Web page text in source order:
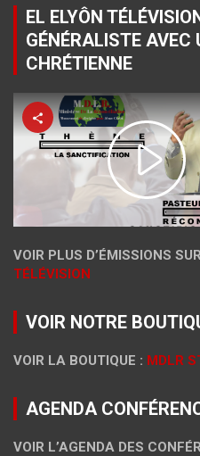
EL ELYÔN
GÉNÉRALISTE AVEC
CHRÉTIENNE
VOIR PLUS D’ÉMISSIONS
TÉLÉVISION
VOIR NOTRE
VOIR LA BOUTIQUE : MDLR
AGENDA
VOIR L’AGENDA DES